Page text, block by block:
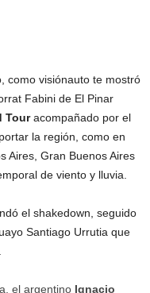
como visiónauto te mostró
Fabini de El Pinar
Touracompañado por el
la región, como en
Aires, Gran Buenos Aires
de viento y lluvia.
el shakedown, seguido
Santiago Urrutia que
el argentino Ignacio